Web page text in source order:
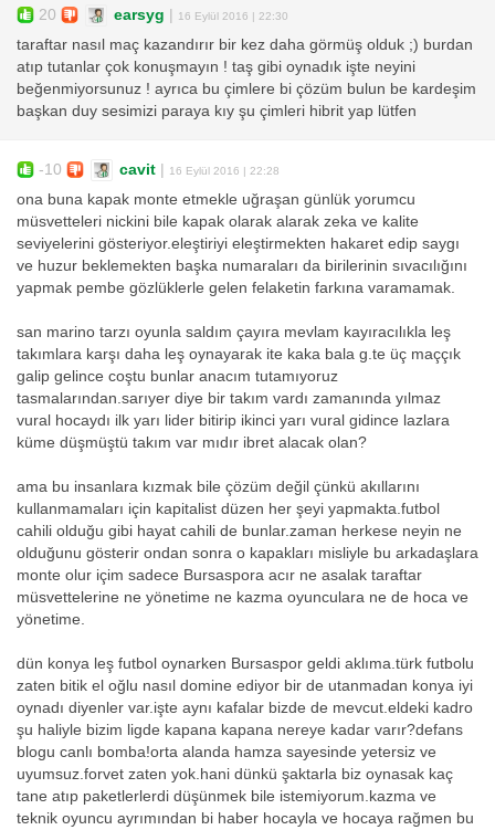
20 earsyg | 16 Eylül 2016 | 22:30
taraftar nasıl maç kazandırır bir kez daha görmüş olduk ;) burdan
atıp tutanlar çok konuşmayın ! taş gibi oynadık işte neyini
beğenmiyorsunuz ! ayrıca bu çimlere bi çözüm bulun be kardeşim
başkan duy sesimizi paraya kıy şu çimleri hibrit yap lütfen
-10 cavit | 16 Eylül 2016 | 22:28
ona buna kapak monte etmekle uğraşan günlük yorumcu
müsvetteleri nickini bile kapak olarak alarak zeka ve kalite
seviyelerini gösteriyor.eleştiriyi eleştirmekten hakaret edip saygı
ve huzur beklemekten başka numaraları da birilerinin sıvacılığını
yapmak pembe gözlüklerle gelen felaketin farkına varamamak.
san marino tarzı oyunla saldım çayıra mevlam kayıracılıkla leş
takımlara karşı daha leş oynayarak ite kaka bala g.te üç maççık
galip gelince coştu bunlar anacım tutamıyoruz
tasmalarından.sarıyer diye bir takım vardı zamanında yılmaz
vural hocaydı ilk yarı lider bitirip ikinci yarı vural gidince lazlara
küme düşmüştü takım var mıdır ibret alacak olan?
ama bu insanlara kızmak bile çözüm değil çünkü akıllarını
kullanmamaları için kapitalist düzen her şeyi yapmakta.futbol
cahili olduğu gibi hayat cahili de bunlar.zaman herkese neyin ne
olduğunu gösterir ondan sonra o kapakları misliyle bu arkadaşlara
monte olur içim sadece Bursaspora acır ne asalak taraftar
müsvettelerine ne yönetime ne kazma oyunculara ne de hoca ve
yönetime.
dün konya leş futbol oynarken Bursaspor geldi aklıma.türk futbolu
zaten bitik el oğlu nasıl domine ediyor bir de utanmadan konya iyi
oynadı diyenler var.işte aynı kafalar bizde de mevcut.eldeki kadro
şu haliyle bizim ligde kapana kapana nereye kadar varır?defans
blogu canlı bomba!orta alanda hamza sayesinde yetersiz ve
uyumsuz.forvet zaten yok.hani dünkü şaktarla biz oynasak kaç
tane atıp paketlerlerdi düşünmek bile istemiyorum.kazma ve
teknik oyuncu ayrımından bi haber hocayla ve hocaya rağmen bu